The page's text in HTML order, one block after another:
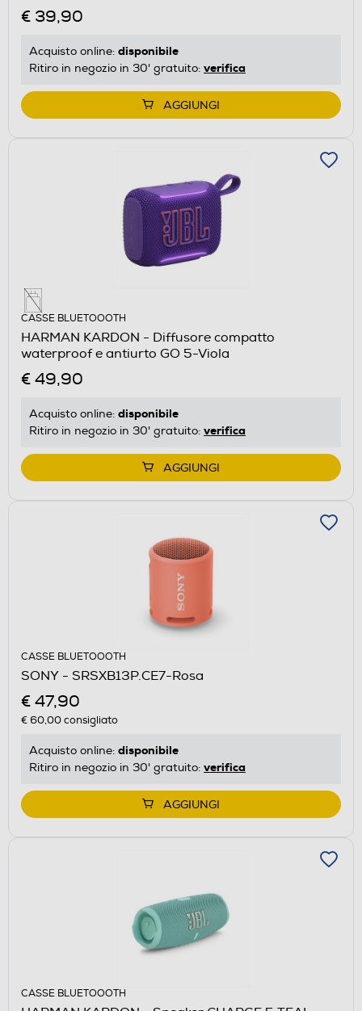
€ 39,90
Acquisto online: disponibile
Ritiro in negozio in 30' gratuito: verifica
AGGIUNGI
CASSE BLUETOOOTH
HARMAN KARDON - Diffusore compatto
waterproof e antiurto GO 5-Viola
€ 49,90
Acquisto online: disponibile
Ritiro in negozio in 30' gratuito: verifica
AGGIUNGI
CASSE BLUETOOOTH
SONY - SRSXB13P.CE7-Rosa
€ 47,90
€ 60,00consigliato
Acquisto online: disponibile
Ritiro in negozio in 30' gratuito: verifica
AGGIUNGI
CASSE BLUETOOOTH